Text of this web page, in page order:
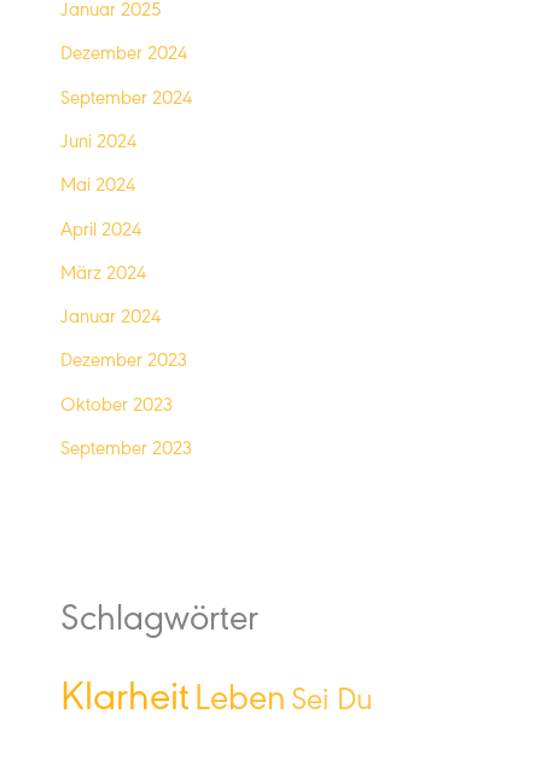
Januar 2025
Dezember 2024
September 2024
Juni 2024
Mai 2024
April 2024
März 2024
Januar 2024
Dezember 2023
Oktober 2023
September 2023
Schlagwörter
Klarheit Leben Sei Du